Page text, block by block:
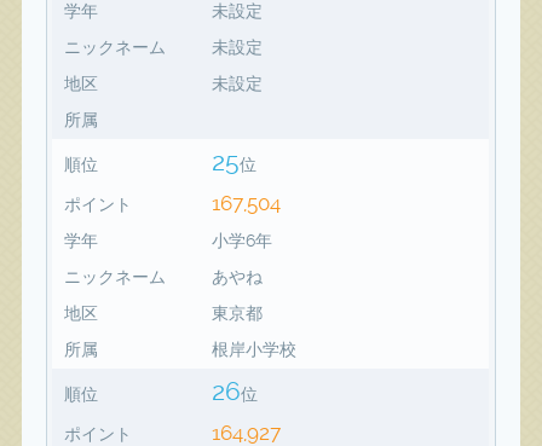
学年
未設定
ニックネーム
未設定
地区
未設定
所属
順位 25位
ポイント 167,504
学年
小学6年
ニックネーム
あやね
地区
東京都
所属
根岸小学校
順位 26位
ポイント 164,927